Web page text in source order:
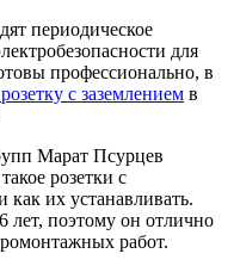
периодическое
для
профессионально, в
с заземлением в
Марат Псурцев
розетки с
их устанавливать.
поэтому он отлично
работ.